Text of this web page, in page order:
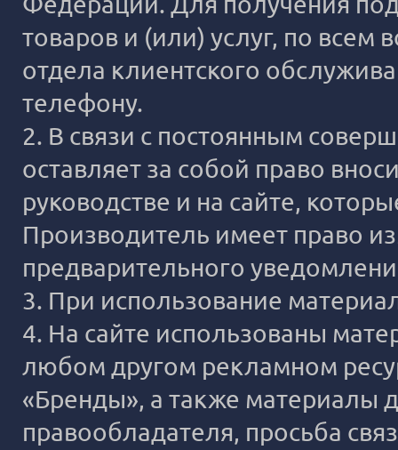
товаров и (или) услуг, по
отдела клиентского
телефону.
2. В связи с постоянным
оставляет за собой право
руководстве и на сайте,
Производитель имеет право
предварительного
3. При использование
4. На сайте использованы
любом другом рекламном
«Бренды», а также материалы
правообладателя, просьба